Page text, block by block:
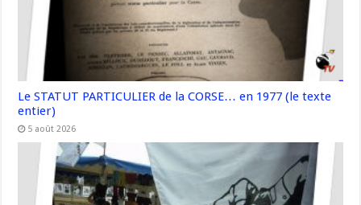
Le STATUT PARTICULIER de la CORSE… en 1977 (le texte
entier)
5 août 2026